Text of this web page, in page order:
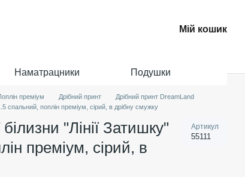
Мій кошик
Наматрацники Подушки
преміум Дрібний принт
Дрібний принт DreamLand
спальний, поплін преміум, сірий, в дрібну смужку
"Лінії Затишку"
преміум, сірий, в
Артикул
55111